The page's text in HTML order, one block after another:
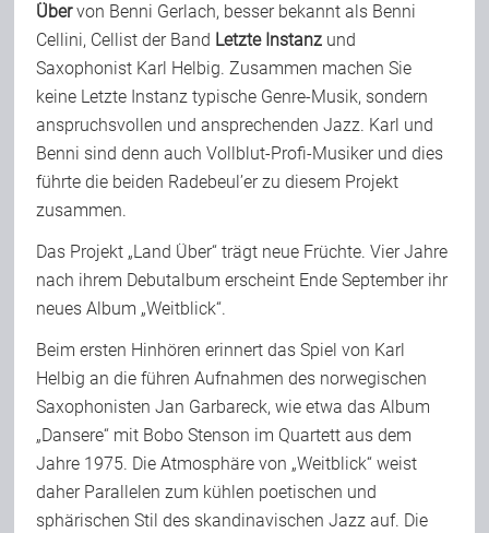
Backstage
Kontakt
Team
Join Us
Kalender
Playlisten
Übervon Benni Gerlach, besser bekannt als Benni
Cellini, Cellist der Band Letzte Instanz und
Saxophonist Karl Helbig. Zusammen machen Sie
keine Letzte Instanz typische Genre-Musik, sondern
anspruchsvollen und ansprechenden Jazz. Karl und
Benni sind denn auch Vollblut-Profi-Musiker und dies
führte die beiden Radebeul’er zu diesem Projekt
zusammen.
Das Projekt „Land Über“ trägt neue Früchte. Vier Jahre
nach ihrem Debutalbum erscheint Ende September ihr
neues Album „Weitblick“.
Beim ersten Hinhören erinnert das Spiel von Karl
Helbig an die führen Aufnahmen des norwegischen
Saxophonisten Jan Garbareck, wie etwa das Album
„Dansere“ mit Bobo Stenson im Quartett aus dem
Jahre 1975. Die Atmosphäre von „Weitblick“ weist
daher Parallelen zum kühlen poetischen und
sphärischen Stil des skandinavischen Jazz auf. Die